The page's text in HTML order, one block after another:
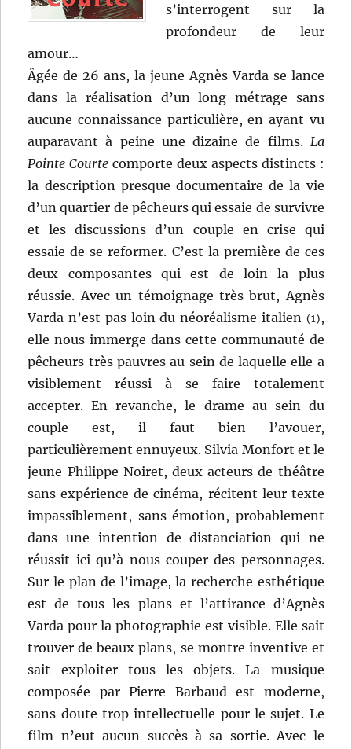
s’interrogent sur la
profondeur de leur
amour…
Âgée de 26 ans, la jeune Agnès Varda se lance
dans la réalisation d’un long métrage sans
aucune connaissance particulière, en ayant vu
auparavant à peine une dizaine de films. La
Pointe Courte comporte deux aspects distincts :
la description presque documentaire de la vie
d’un quartier de pêcheurs qui essaie de survivre
et les discussions d’un couple en crise qui
essaie de se reformer. C’est la première de ces
deux composantes qui est de loin la plus
réussie. Avec un témoignage très brut, Agnès
Varda n’est pas loin du néoréalisme italien (1),
elle nous immerge dans cette communauté de
pêcheurs très pauvres au sein de laquelle elle a
visiblement réussi à se faire totalement
accepter. En revanche, le drame au sein du
couple est, il faut bien l’avouer,
particulièrement ennuyeux. Silvia Monfort et le
jeune Philippe Noiret, deux acteurs de théâtre
sans expérience de cinéma, récitent leur texte
impassiblement, sans émotion, probablement
dans une intention de distanciation qui ne
réussit ici qu’à nous couper des personnages.
Sur le plan de l’image, la recherche esthétique
est de tous les plans et l’attirance d’Agnès
Varda pour la photographie est visible. Elle sait
trouver de beaux plans, se montre inventive et
sait exploiter tous les objets. La musique
composée par Pierre Barbaud est moderne,
sans doute trop intellectuelle pour le sujet. Le
film n’eut aucun succès à sa sortie. Avec le